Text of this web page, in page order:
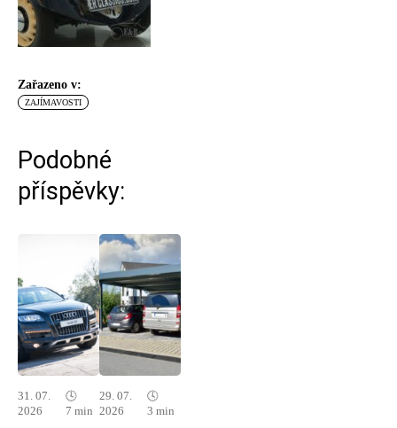
Zařazeno v:
ZAJÍMAVOSTI
Podobné
příspěvky:
31. 07.
2026
🕓
7 min
29. 07.
2026
🕓
3 min